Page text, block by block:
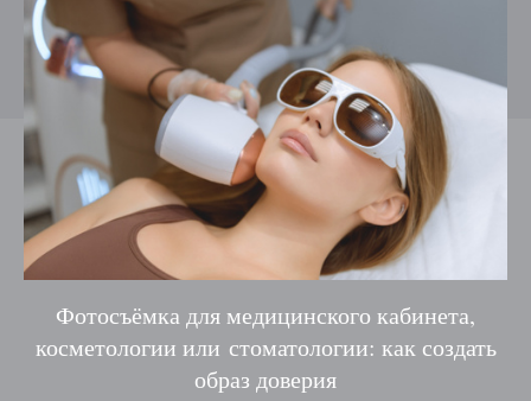
Фотосъёмка для медицинского кабинета,
косметологии или стоматологии: как создать
образ доверия